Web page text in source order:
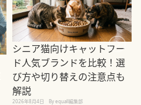
シニア猫向けキャットフー
ド人気ブランドを比較！選
び方や切り替えの注意点も
解説
2026年8月4日 By equall編集部